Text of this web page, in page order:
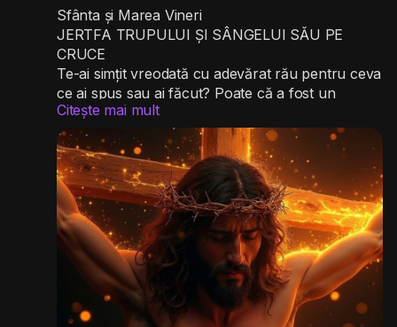
Sfânta și Marea Vineri
JERTFA TRUPULUI ȘI SÂNGELUI SĂU PE
CRUCE
Te-ai simțit vreodată cu adevărat rău pentru ceva
ce ai spus sau ai făcut? Poate că a fost un
cuvânt nepoliticos adresat unui prieten, care mai
târziu te-a făcut să te simți vinovat sau rușinat.
Sau poate că o luptă continuă cu ispita te lasă
frustrat și te face să te îndoiești de dragostea și
grija lui Dumnezeu pentru tine.
Citește mai mult